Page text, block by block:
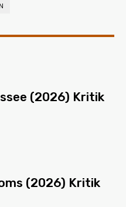
(2026) Kritik
(2026) Kritik